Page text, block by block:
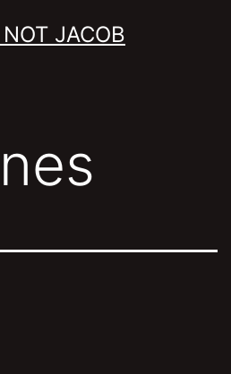
NOT JACOB